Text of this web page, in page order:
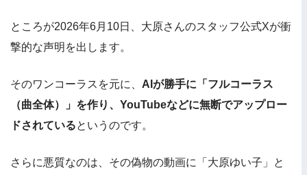
ところが2026年6月10日、大原さんのスタッフ公式Xが衝
撃的な声明を出します。
そのワンコーラスを元に、 AIが勝手に「フルコーラス
（曲全体）」を作り、YouTubeなどに無断でアップロー
ドされているというのです。
さらに悪質なのは、その偽物の動画に「大原ゆい子」と